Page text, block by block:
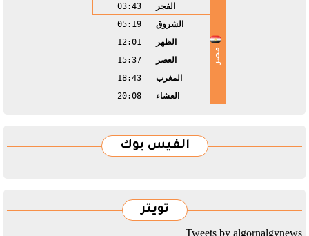
مصر
الفجر
03:43
الشروق
05:19
الظهر
12:01
العصر
15:37
المغرب
18:43
العشاء
20:08
الفيس بوك
تويتر
Tweets by algornalgynews